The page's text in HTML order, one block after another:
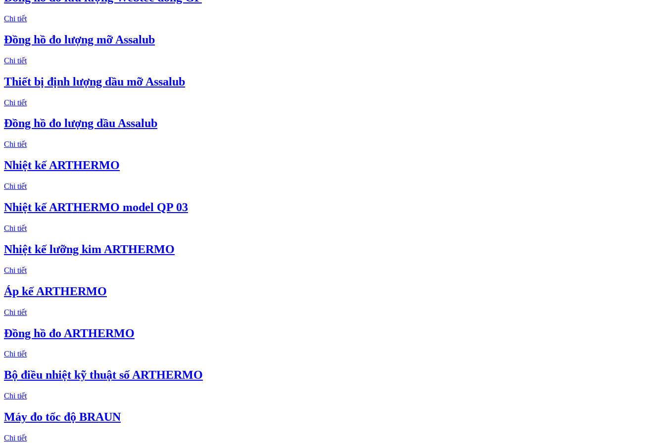
Chi tiết
Đồng hồ đo lượng mỡ Assalub
Chi tiết
Thiết bị định lượng dầu mỡ Assalub
Chi tiết
Đồng hồ đo lượng dầu Assalub
Chi tiết
Nhiệt kế ARTHERMO
Chi tiết
Nhiệt kế ARTHERMO model QP 03
Chi tiết
Nhiệt kế lưỡng kim ARTHERMO
Chi tiết
Áp kế ARTHERMO
Chi tiết
Đồng hồ đo ARTHERMO
Chi tiết
Bộ điều nhiệt kỹ thuật số ARTHERMO
Chi tiết
Máy đo tốc độ BRAUN
Chi tiết